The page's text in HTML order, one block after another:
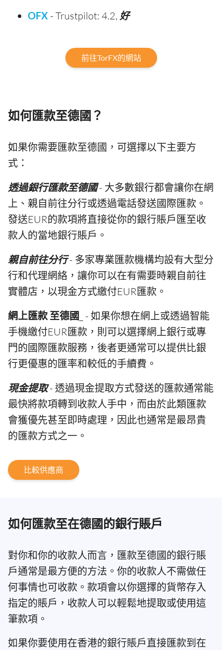
OFX - Trustpilot: 4.2, 好
前往TorFX的網站
如何匯款至德國？
如果你需要匯款至德國，可選擇以下主要方
式：
透過銀行匯款至德國- 大多數銀行都會讓你在網
上、親自前往分行或透過電話發送國際匯款。
發送EUR的款項將直接從你的銀行賬戶匯至收
款人的當地銀行賬戶。
親自前往分行- 多家專業匯款機構均設有大型分
行和代理網絡，讓你可以在有需要時親自前往
實體店，以現金方式繳付EUR匯款。
網上匯款 至德國
_ - 如果你想在網上或透過智能
手機繳付EUR匯款，則可以選擇網上銀行或專
門的國際匯款服務，後者更通常可以提供比銀
行更優惠的匯率和較低的手續費。
現金提取- 透過現金提取方式發送的匯款通常能
最快將款項轉到收款人手中，而由於此類匯款
會獲優先甚至即時處理，因此也通常是最昂貴
的匯款方式之一。
比較供應商
如何匯款至在德國的銀行賬戶
對你和你的收款人而言，匯款至德國的銀行賬
戶通常是最方便的方法。你的收款人不需做任
何事情也可收款。款項會以你選擇的貨幣存入
指定的賬戶，收款人可以輕鬆地提取或使用這
筆款項。
如果你要使用在香港的銀行賬戶直接匯款到在